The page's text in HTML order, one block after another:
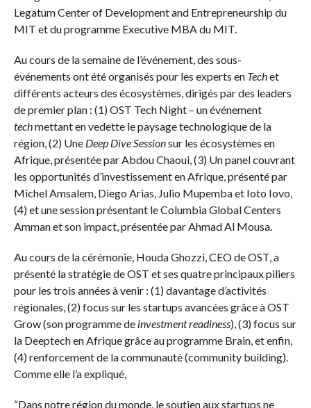
Legatum Center of Development and Entrepreneurship du
MIT et du programme Executive MBA du MIT.
Au cours de la semaine de l’événement, des sous-
événements ont été organisés pour les experts en Techet
différents acteurs des écosystèmes, dirigés par des leaders
de premier plan : (1) OST Tech Night – un événement
techmettant en vedette le paysage technologique de la
région, (2) Une Deep Dive Sessionsur les écosystèmes en
Afrique, présentée par Abdou Chaoui, (3) Un panel couvrant
les opportunités d’investissement en Afrique, présenté par
Michel Amsalem, Diego Arias, Julio Mupemba et Ioto Iovo,
(4) et une session présentant le Columbia Global Centers
Amman et son impact, présentée par Ahmad Al Mousa.
Au cours de la cérémonie, Houda Ghozzi, CEO de OST, a
présenté la stratégie de OST et ses quatre principaux piliers
pour les trois années à venir : (1) davantage d’activités
régionales, (2) focus sur les startups avancées grâce à OST
Grow (son programme de investment readiness), (3) focus sur
la Deeptech en Afrique grâce au programme Brain, et enfin,
(4) renforcement de la communauté (community building).
Comme elle l’a expliqué,
“Dans notre région du monde, le soutien aux startups ne